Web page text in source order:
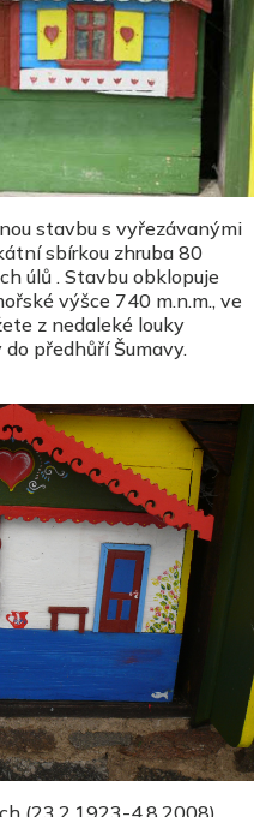
stavbu s vyřezávanými
sbírkou zhruba 80
úlů . Stavbu obklopuje
výšce 740 m.n.m., ve
z nedaleké louky
předhůří Šumavy.
(23.2.1923-4.8.2008),